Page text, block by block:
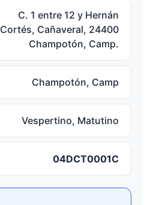
C. 1 entre 12 y Hernán
Cortés, Cañaveral, 24400
Champotón, Camp.
Champotón, Camp
Vespertino, Matutino
04DCT0001C